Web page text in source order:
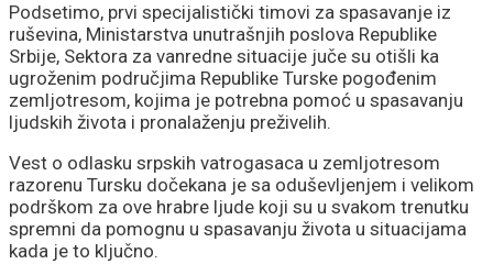
Podsetimo, prvi specijalistički timovi za spasavanje iz
ruševina, Ministarstva unutrašnjih poslova Republike
Srbije, Sektora za vanredne situacije juče su otišli ka
ugroženim područjima Republike Turske pogođenim
zemljotresom, kojima je potrebna pomoć u spasavanju
ljudskih života i pronalaženju preživelih.
Vest o odlasku srpskih vatrogasaca u zemljotresom
razorenu Tursku dočekana je sa oduševljenjem i velikom
podrškom za ove hrabre ljude koji su u svakom trenutku
spremni da pomognu u spasavanju života u situacijama
kada je to ključno.